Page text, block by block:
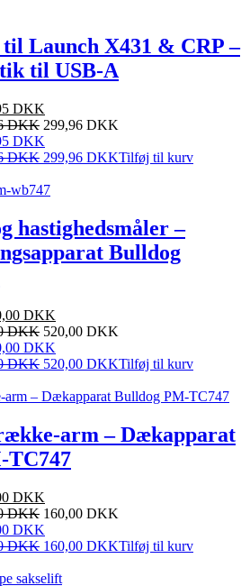
Launch X431 & CRP –
til USB‑A
DKK
aktuelle
er:
DKK 299,96 DKK
DKK
aktuelle
er:
DKK 299,96 DKKTilføj til kurv
hastighedsmåler –
Bulldog
DKK
aktuelle
er:
DKK 520,00 DKK
DKK
aktuelle
er:
DKK 520,00 DKKTilføj til kurv
– Dækapparat
DKK
aktuelle
er:
DKK 160,00 DKK
DKK
aktuelle
er:
DKK 160,00 DKKTilføj til kurv